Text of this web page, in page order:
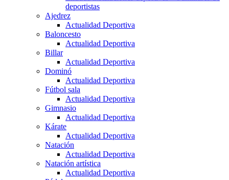
deportistas
Ajedrez
Actualidad Deportiva
Baloncesto
Actualidad Deportiva
Billar
Actualidad Deportiva
Dominó
Actualidad Deportiva
Fútbol sala
Actualidad Deportiva
Gimnasio
Actualidad Deportiva
Kárate
Actualidad Deportiva
Natación
Actualidad Deportiva
Natación artística
Actualidad Deportiva